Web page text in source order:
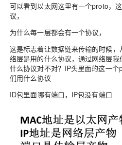
可以看到以太网这里有一个proto，
议，
为什么每一层都会有一个协议，
这是标志着让数据链来传输的时候
络层是用的什么协议，通过网络层
什么协议对不对？IP头里面的这一
们用什么协议
ID包里面哪有端口，IP包没有端口